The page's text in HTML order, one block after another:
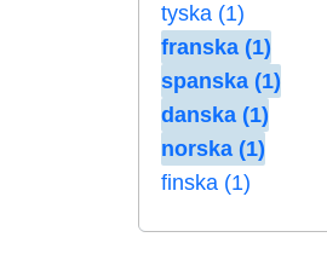
tyska (1)
franska (1)
spanska (1)
danska (1)
norska (1)
finska (1)